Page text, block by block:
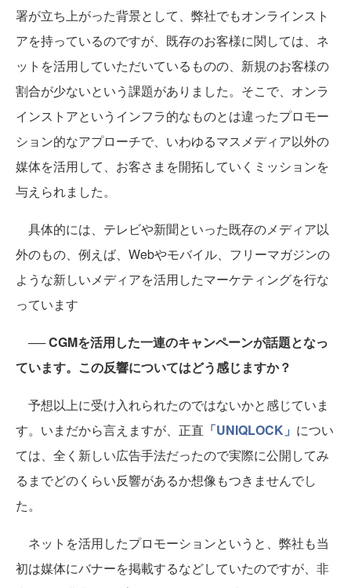
署が立ち上がった背景として、弊社でもオンラインスト
アを持っているのですが、既存のお客様に関しては、ネ
ットを活用していただいているものの、新規のお客様の
割合が少ないという課題がありました。そこで、オンラ
インストアというインフラ的なものとは違ったプロモー
ション的なアプローチで、いわゆるマスメディア以外の
媒体を活用して、お客さまを開拓していくミッションを
与えられました。
具体的には、テレビや新聞といった既存のメディア以
外のもの、例えば、Webやモバイル、フリーマガジンの
ような新しいメディアを活用したマーケティングを行な
っています
── CGMを活用した一連のキャンペーンが話題となっ
ています。この反響についてはどう感じますか？
予想以上に受け入れられたのではないかと感じていま
す。いまだから言えますが、正直 「UNIQLOCK」 につい
ては、全く新しい広告手法だったので実際に公開してみ
るまでどのくらい反響があるか想像もつきませんでし
た。
ネットを活用したプロモーションというと、弊社も当
初は媒体にバナーを掲載するなどしていたのですが、非